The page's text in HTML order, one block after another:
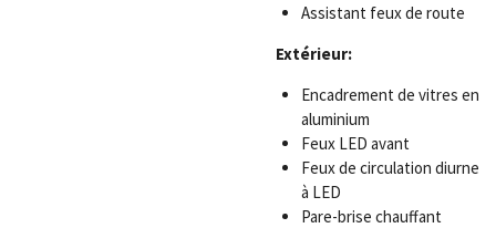
Assistant feux de route
Extérieur:
Encadrement de vitres en
aluminium
Feux LED avant
Feux de circulation diurne
à LED
Pare-brise chauffant